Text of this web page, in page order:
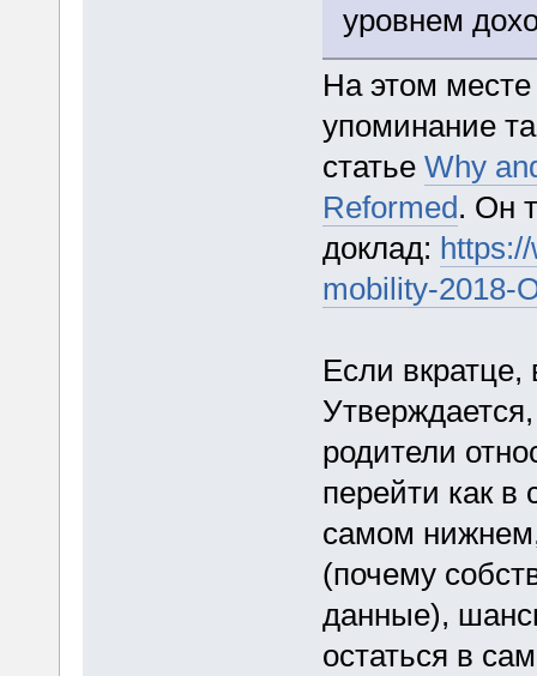
уровнем
На этом
упоминание
статье Why
Reformed. Он
доклад:
mobility-2018-
Если вкратце,
родители
перейти как в
самом
(почему
данные),
остаться в